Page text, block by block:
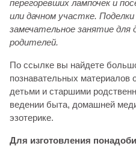
перегоревших лампочек и
или дачном участке.
замечательное занятие для
родителей.
По ссылке вы найдете
познавательных материалов
детьми и старшими
ведении быта, домашней
эзотерике.
Для изготовления